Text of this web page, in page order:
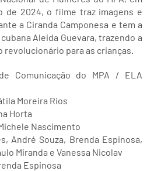
de 2024, o filme traz imagens e
a Ciranda Camponesa e tem a
Aleida Guevara, trazendo a
para as crianças.
Comunicação do MPA / ELA
Moreira Rios
Horta
Nascimento
André Souza, Brenda Espinosa,
Miranda e Vanessa Nicolav
Espinosa